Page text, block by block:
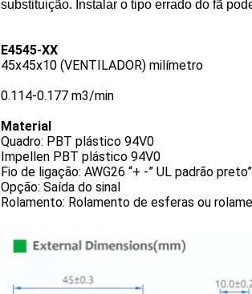
substituição. Instalar o tipo errado do fã
E4545-XX
45x45x10 (VENTILADOR) milímetro
0.114-0.177 m3/min
Material
Quadro: PBT plástico 94V0
Impellen PBT plástico 94V0
Fio de ligação: AWG26 “+ -” UL padrão
Opção: Saída do sinal
Rolamento: Rolamento de esferas ou